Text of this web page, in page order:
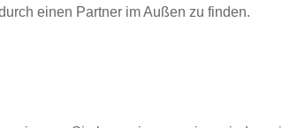
einen Partner im Außen zu finden.